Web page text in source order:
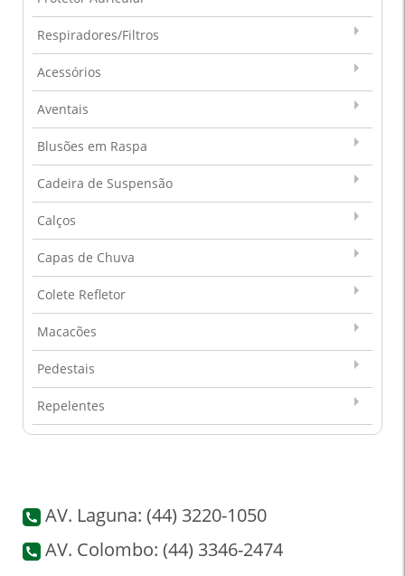
Respiradores/Filtros
Acessórios
Aventais
Blusões em Raspa
Cadeira de Suspensão
Calços
Capas de Chuva
Colete Refletor
Macacões
Pedestais
Repelentes
AV. Laguna: (44) 3220-1050
AV. Colombo: (44) 3346-2474